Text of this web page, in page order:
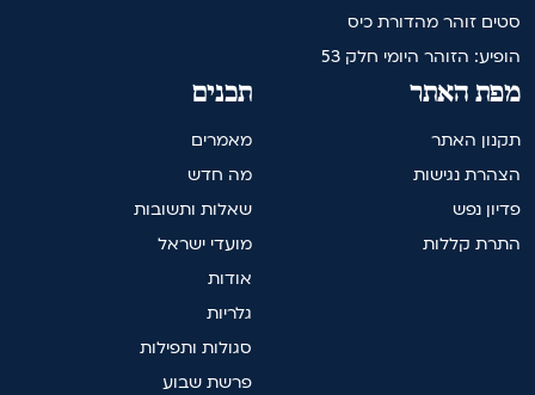
סטים זוהר מהדורת כיס
הופיע: הזוהר היומי חלק 53
תכנים
מאמרים
מה חדש
שאלות ותשובות
מועדי ישראל
אודות
גלריות
סגולות ותפילות
פרשת שבוע
מפת האתר
תקנון האתר
הצהרת נגישות
פדיון נפש
התרת קללות